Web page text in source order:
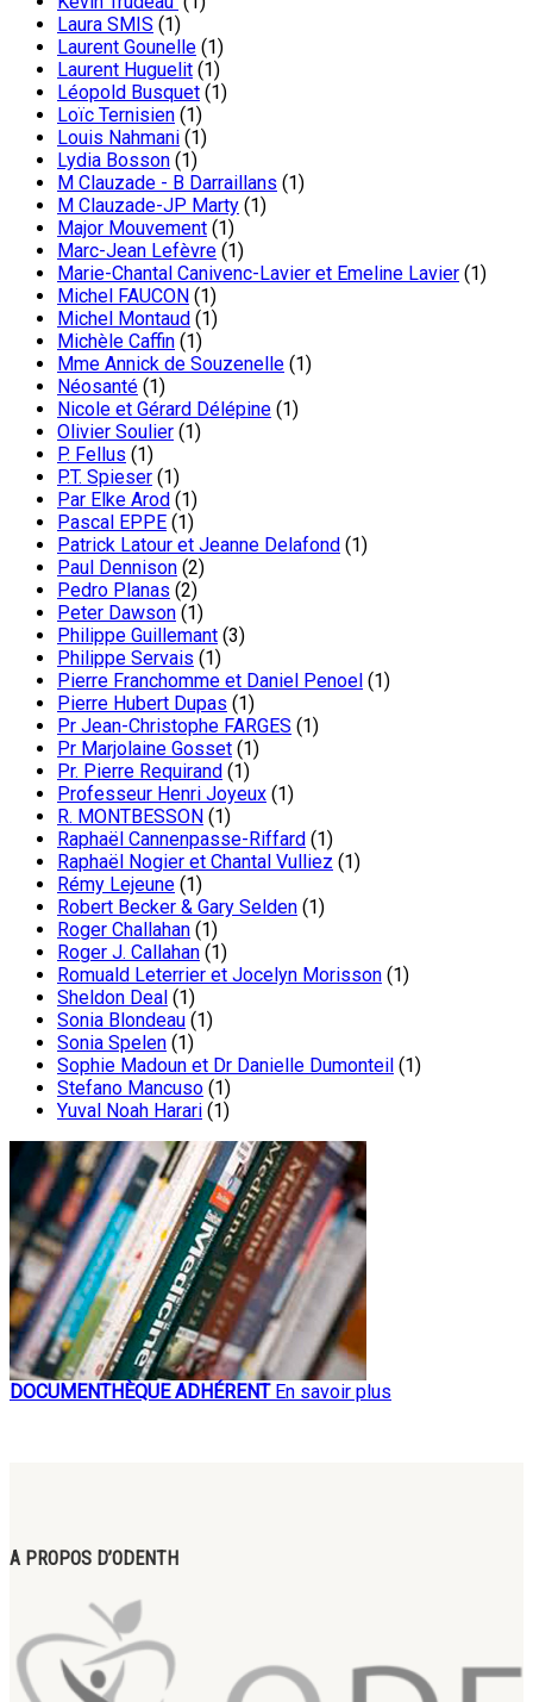
Laura SMIS (1)
Laurent Gounelle (1)
Laurent Huguelit (1)
Léopold Busquet (1)
Loïc Ternisien (1)
Louis Nahmani (1)
Lydia Bosson (1)
M Clauzade - B Darraillans (1)
M Clauzade-JP Marty (1)
Major Mouvement (1)
Marc-Jean Lefèvre (1)
Marie-Chantal Canivenc-Lavier et Emeline Lavier (1)
Michel FAUCON (1)
Michel Montaud (1)
Michèle Caffin (1)
Mme Annick de Souzenelle (1)
Néosanté (1)
Nicole et Gérard Délépine (1)
Olivier Soulier (1)
P. Fellus (1)
P.T. Spieser (1)
Par Elke Arod (1)
Pascal EPPE (1)
Patrick Latour et Jeanne Delafond (1)
Paul Dennison (2)
Pedro Planas (2)
Peter Dawson (1)
Philippe Guillemant (3)
Philippe Servais (1)
Pierre Franchomme et Daniel Penoel (1)
Pierre Hubert Dupas (1)
Pr Jean-Christophe FARGES (1)
Pr Marjolaine Gosset (1)
Pr. Pierre Requirand (1)
Professeur Henri Joyeux (1)
R. MONTBESSON (1)
Raphaël Cannenpasse-Riffard (1)
Raphaël Nogier et Chantal Vulliez (1)
Rémy Lejeune (1)
Robert Becker & Gary Selden (1)
Roger Challahan (1)
Roger J. Callahan (1)
Romuald Leterrier et Jocelyn Morisson (1)
Sheldon Deal (1)
Sonia Blondeau (1)
Sonia Spelen (1)
Sophie Madoun et Dr Danielle Dumonteil (1)
Stefano Mancuso (1)
Yuval Noah Harari (1)
DOCUMENTHÈQUE ADHÉRENT En savoir plus
A PROPOS D’ODENTH